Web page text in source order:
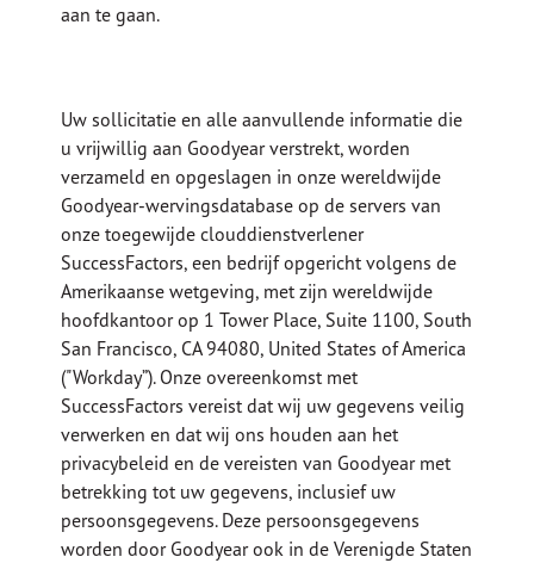
aan te gaan.
Uw sollicitatie en alle aanvullende informatie die
u vrijwillig aan Goodyear verstrekt, worden
verzameld en opgeslagen in onze wereldwijde
Goodyear-wervingsdatabase op de servers van
onze toegewijde clouddienstverlener
SuccessFactors, een bedrijf opgericht volgens de
Amerikaanse wetgeving, met zijn wereldwijde
hoofdkantoor op 1 Tower Place, Suite 1100, South
San Francisco, CA 94080, United States of America
("Workday”). Onze overeenkomst met
SuccessFactors vereist dat wij uw gegevens veilig
verwerken en dat wij ons houden aan het
privacybeleid en de vereisten van Goodyear met
betrekking tot uw gegevens, inclusief uw
persoonsgegevens. Deze persoonsgegevens
worden door Goodyear ook in de Verenigde Staten